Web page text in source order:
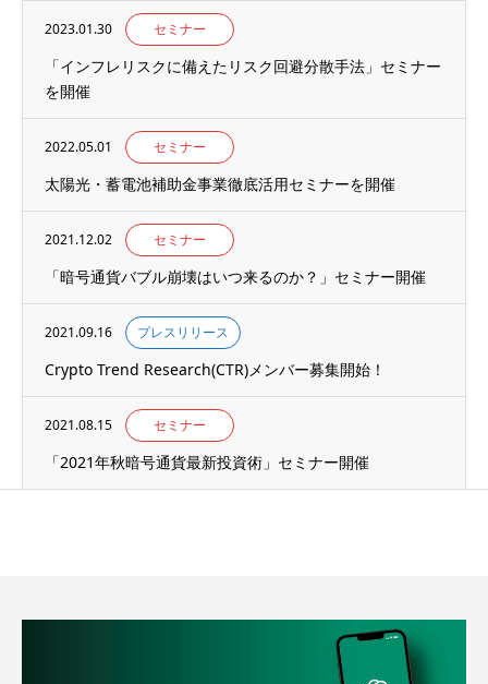
2023.01.30 セミナー
「インフレリスクに備えたリスク回避分散手法」セミナー
を開催
2022.05.01 セミナー
太陽光・蓄電池補助金事業徹底活用セミナーを開催
2021.12.02 セミナー
「暗号通貨バブル崩壊はいつ来るのか？」セミナー開催
2021.09.16 プレスリリース
Crypto Trend Research(CTR)メンバー募集開始！
2021.08.15 セミナー
「2021年秋暗号通貨最新投資術」セミナー開催